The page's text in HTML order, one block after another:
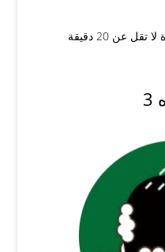
عن 20 دقيقة